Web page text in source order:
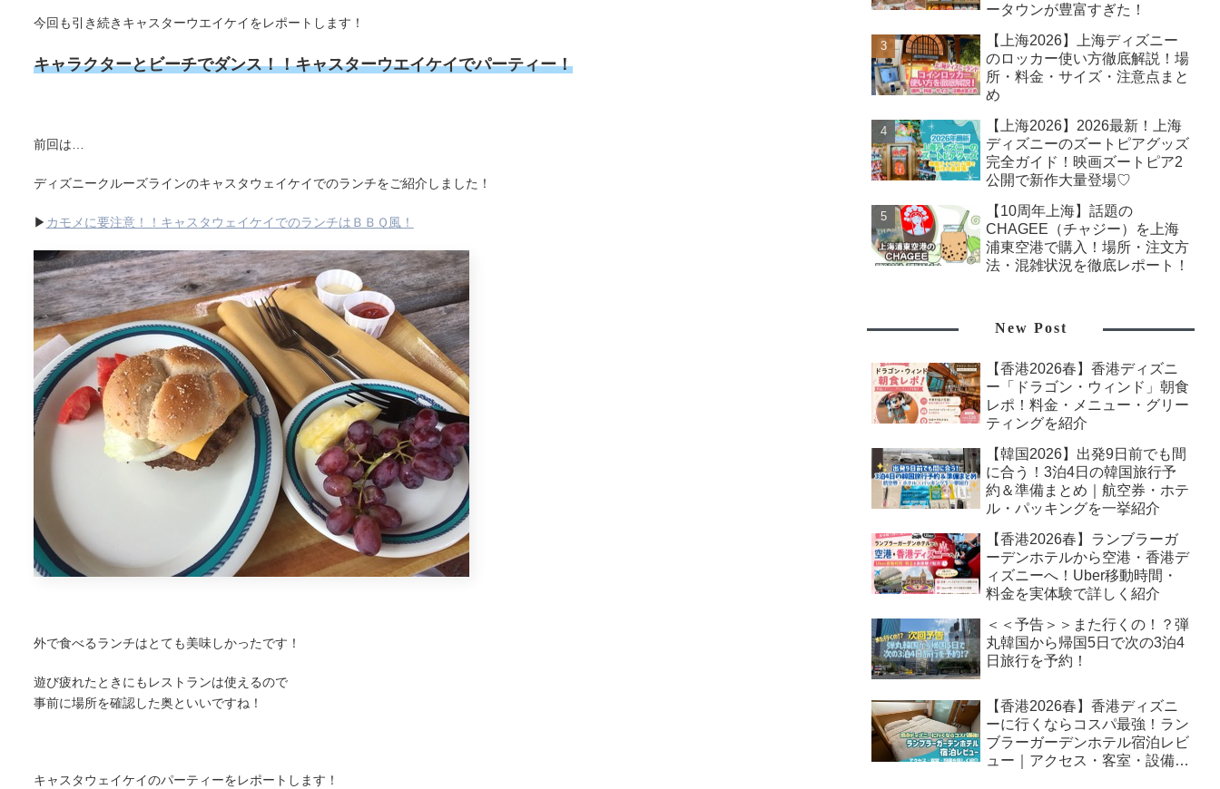
今回も引き続きキャスターウエイケイをレポートします！
キャラクターとビーチでダンス！！キャスターウエイケイでパーティー！
前回は…
ディズニークルーズラインのキャスタウェイケイでのランチをご紹介しました！
▶ カモメに要注意！！キャスタウェイケイでのランチはＢＢＱ風！
外で食べるランチはとても美味しかったです！
遊び疲れたときにもレストランは使えるので
事前に場所を確認した奥といいですね！
キャスタウェイケイのパーティーをレポートします！
ータウンが豊富すぎた！
【上海2026】上海ディズニー
のロッカー使い方徹底解説！場
所・料金・サイズ・注意点まと
め
【上海2026】2026最新！上海
ディズニーのズートピアグッズ
完全ガイド！映画ズートピア2
公開で新作大量登場♡
【10周年上海】話題の
CHAGEE（チャジー）を上海
浦東空港で購入！場所・注文方
法・混雑状況を徹底レポート！
New Post
【香港2026春】香港ディズニ
ー「ドラゴン・ウィンド」朝食
レポ！料金・メニュー・グリー
ティングを紹介
【韓国2026】出発9日前でも間
に合う！3泊4日の韓国旅行予
約＆準備まとめ｜航空券・ホテ
ル・パッキングを一挙紹介
【香港2026春】ランブラーガ
ーデンホテルから空港・香港デ
ィズニーへ！Uber移動時間・
料金を実体験で詳しく紹介
＜＜予告＞＞また行くの！？弾
丸韓国から帰国5日で次の3泊4
日旅行を予約！
【香港2026春】香港ディズニ
ーに行くならコスパ最強！ラン
ブラーガーデンホテル宿泊レビ
ュー｜アクセス・客室・設備を